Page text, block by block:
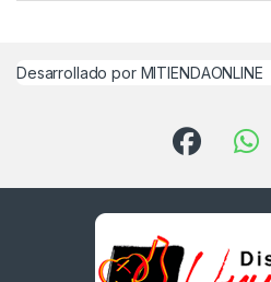
Desarrollado por MITIENDAONLINE